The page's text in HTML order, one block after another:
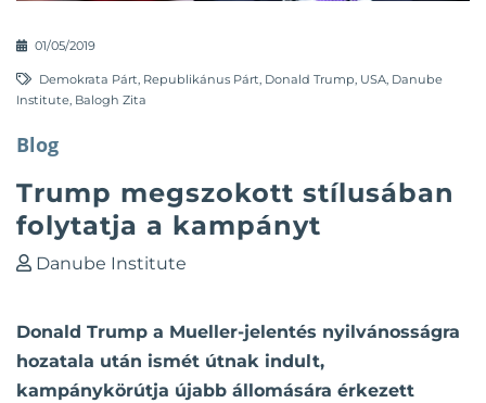
01/05/2019
Demokrata Párt, Republikánus Párt, Donald Trump, USA, Danube
Institute, Balogh Zita
Blog
Trump megszokott stílusában
folytatja a kampányt
Danube Institute
Donald Trump a Mueller-jelentés nyilvánosságra
hozatala után ismét útnak indult,
kampánykörútja újabb állomására érkezett